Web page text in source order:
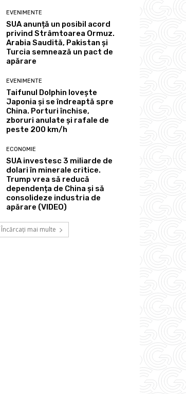
EVENIMENTE
SUA anunță un posibil acord
privind Strâmtoarea Ormuz.
Arabia Saudită, Pakistan și
Turcia semnează un pact de
apărare
EVENIMENTE
Taifunul Dolphin lovește
Japonia și se îndreaptă spre
China. Porturi închise,
zboruri anulate și rafale de
peste 200 km/h
ECONOMIE
SUA investesc 3 miliarde de
dolari în minerale critice.
Trump vrea să reducă
dependența de China și să
consolideze industria de
apărare (VIDEO)
Încărcați mai multe